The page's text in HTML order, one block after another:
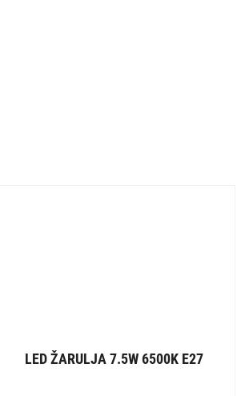
LED ŽARULJA 7.5W 6500K E27